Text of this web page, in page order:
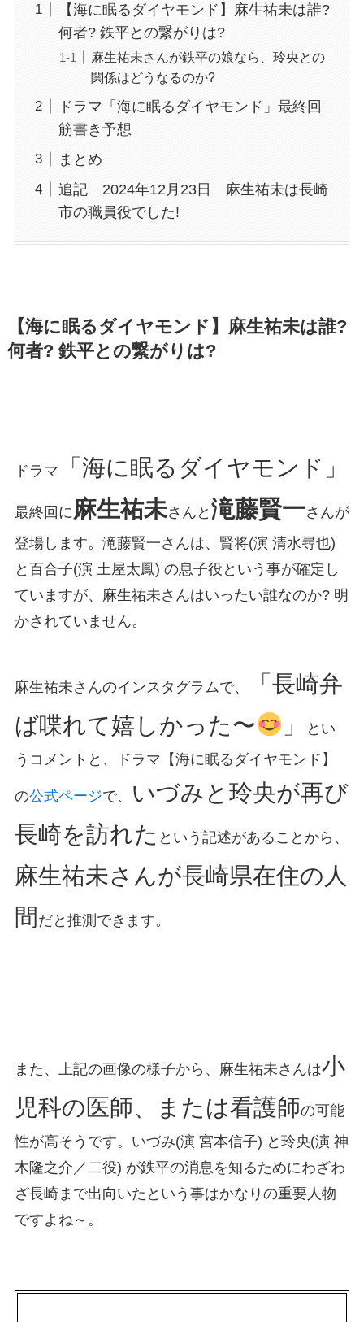
【海に眠るダイヤモンド】麻生祐未は誰?
何者? 鉄平との繋がりは?
麻生祐未さんが鉄平の娘なら、玲央との
関係はどうなるのか?
ドラマ「海に眠るダイヤモンド」最終回
筋書き予想
まとめ
追記 2024年12月23日 麻生祐未は長崎
市の職員役でした!
【海に眠るダイヤモンド】麻生祐未は誰?
何者? 鉄平との繋がりは?
ドラマ 「海に眠るダイヤモンド」
最終回に麻生祐未さんと 滝藤賢一さんが
登場します。滝藤賢一さんは、賢将(演 清水尋也)
と百合子(演 土屋太鳳) の息子役という事が確定し
ていますが、麻生祐未さんはいったい誰なのか? 明
かされていません。
麻生祐未さんのインスタグラムで、
「長崎弁
ば喋れて嬉しかった〜
」
とい
うコメントと、ドラマ【海に眠るダイヤモンド】
の公式ページで、
いづみと玲央が再び
長崎を訪れた という記述があることから、
麻生祐未さんが長崎県在住の人
間 だと推測できます。
また、上記の画像の様子から、麻生祐未さんは小
児科の医師、または看護師の可能
性が高そうです。いづみ(演 宮本信子) と玲央(演 神
木隆之介／二役) が鉄平の消息を知るためにわざわ
ざ長崎まで出向いたという事はかなりの重要人物
ですよね～。